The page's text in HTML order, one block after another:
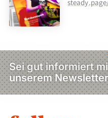
Sei gut informiert
unserem Newsletter